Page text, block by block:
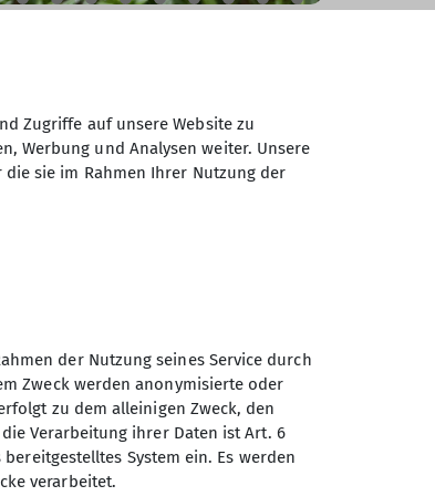
Zugriffe auf unsere Website zu
Werbung und Analysen weiter. Unsere
sie im Rahmen Ihrer Nutzung der
der Nutzung seines Service durch
Zweck werden anonymisierte oder
zu dem alleinigen Zweck, den
Verarbeitung ihrer Daten ist Art. 6
System ein. Es werden
verarbeitet.